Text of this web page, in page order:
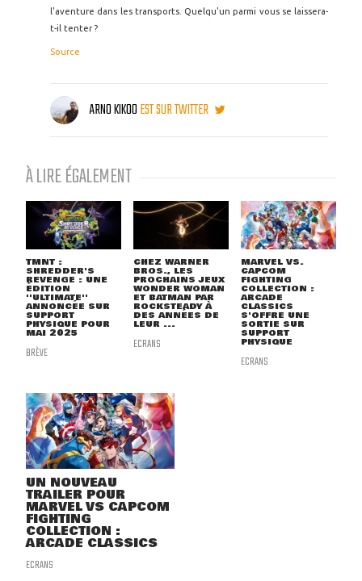
l'aventure dans les transports. Quelqu'un parmi vous se laissera-
t-il tenter ?
Source
ARNO KIKOOEST SUR TWITTER
À LIRE ÉGALEMENT
TMNT :
SHREDDER'S
REVENGE : UNE
ÉDITION
''ULTIMATE''
ANNONCÉE SUR
SUPPORT
PHYSIQUE POUR
MAI 2025
BRÈVE
CHEZ WARNER
BROS., LES
PROCHAINS JEUX
WONDER WOMAN
ET BATMAN PAR
ROCKSTEADY À
DES ANNÉES DE
LEUR ...
ECRANS
MARVEL VS.
CAPCOM
FIGHTING
COLLECTION :
ARCADE
CLASSICS
S'OFFRE UNE
SORTIE SUR
SUPPORT
PHYSIQUE
ECRANS
UN NOUVEAU
TRAILER POUR
MARVEL VS CAPCOM
FIGHTING
COLLECTION :
ARCADE CLASSICS
ECRANS